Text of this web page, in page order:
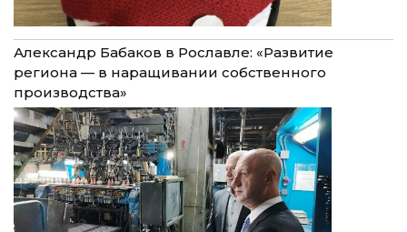
Александр Бабаков в Рославле: «Развитие
региона — в наращивании собственного
производства»